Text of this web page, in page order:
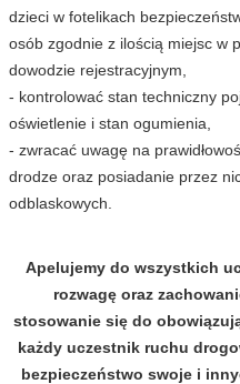
dzieci w fotelikach
osób zgodnie z ilością miejsc w
dowodzie rejestracyjnym,
- kontrolować stan techniczny
oświetlenie i stan ogumienia,
- zwracać uwagę na
drodze oraz posiadanie przez
odblaskowych.
Apelujemy do wszystkich
rozwagę oraz
stosowanie się do
każdy uczestnik ruchu
bezpieczeństwo swoje i